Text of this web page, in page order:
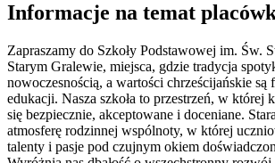
Informacje na temat
Zapraszamy do Szkoły Podstawowej im. Św.
Starym Gralewie, miejsca, gdzie tradycja
nowoczesnością, a wartości chrześcijańskie są
edukacji. Nasza szkoła to przestrzeń, w której
się bezpiecznie, akceptowane i doceniane.
atmosferę rodzinnej wspólnoty, w której
talenty i pasje pod czujnym okiem